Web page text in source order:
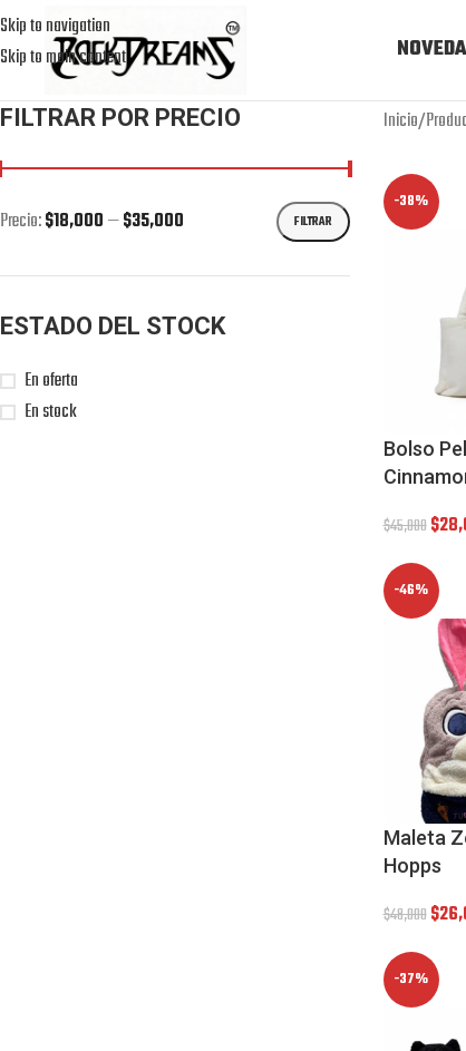
Skip to navigation
Skip to main content
FILTRAR POR PRECIO
FILTRAR
Precio:$18,000—$35,000
ESTADO DEL STOCK
En oferta
En stock
Inicio
-38%
Bolso
$45,000$
-46%
Maleta
Hopps
$48,000$
-37%